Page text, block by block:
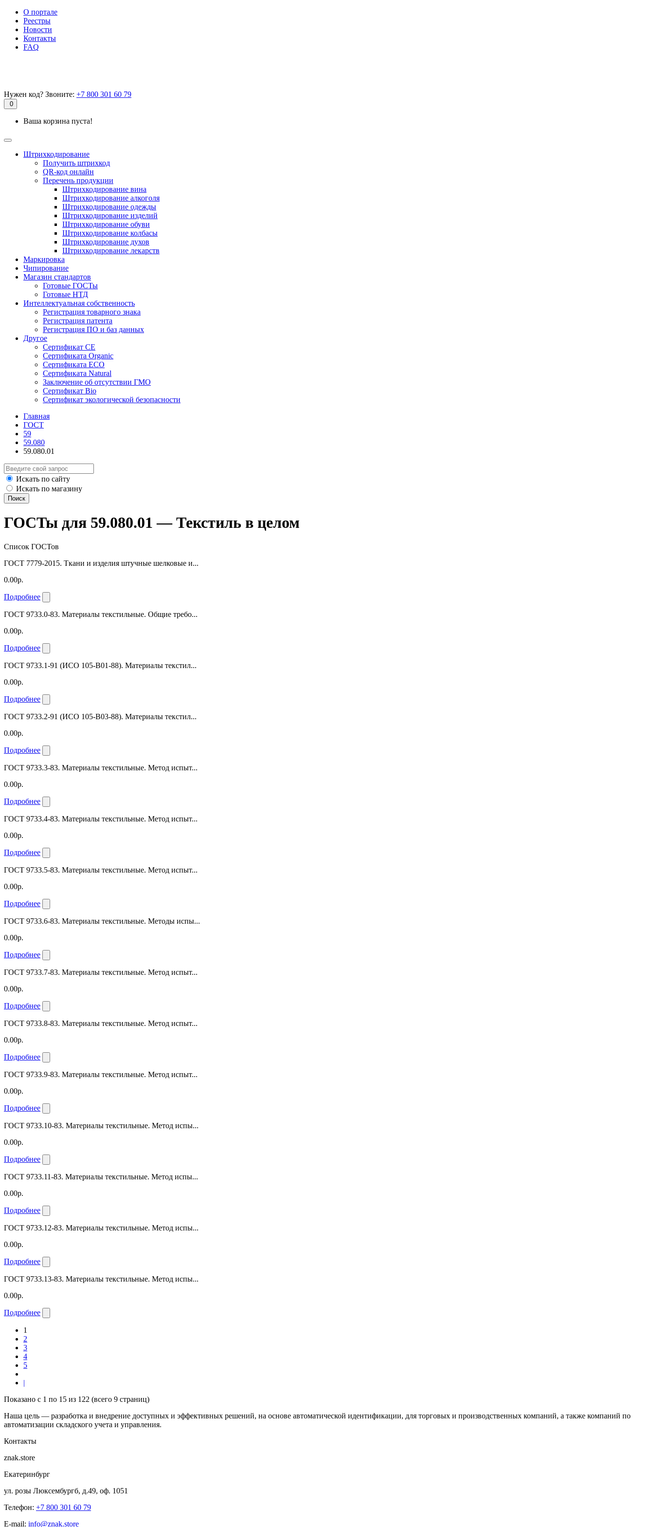
О портале
Реестры
Новости
Контакты
FAQ
Нужен код? Звоните: +7 800 301 60 79
0
Ваша корзина пуста!
Штрихкодирование
Получить штрихкод
QR-код онлайн
Перечень продукции
Штрихкодирование вина
Штрихкодирование алкоголя
Штрихкодирование одежды
Штрихкодирование изделий
Штрихкодирование обуви
Штрихкодирование колбасы
Штрихкодирование духов
Штрихкодирование лекарств
Маркировка
Чипирование
Магазин стандартов
Готовые ГОСТы
Готовые НТД
Интеллектуальная собственность
Регистрация товарного знака
Регистрация патента
Регистрация ПО и баз данных
Другое
Сертификат СЕ
Сертификата Organic
Сертификата ECO
Сертификата Natural
Заключение об отсутствии ГМО
Сертификат Bio
Сертификат экологической безопасности
Главная
ГОСТ
59
59.080
59.080.01
Искать по сайту
Искать по магазину
Поиск
ГОСТы для 59.080.01 — Текстиль в целом
Список ГОСТов
ГОСТ 7779-2015. Ткани и изделия штучные шелковые и...
0.00р.
Подробнее
ГОСТ 9733.0-83. Материалы текстильные. Общие требо...
0.00р.
Подробнее
ГОСТ 9733.1-91 (ИСО 105-B01-88). Материалы текстил...
0.00р.
Подробнее
ГОСТ 9733.2-91 (ИСО 105-B03-88). Материалы текстил...
0.00р.
Подробнее
ГОСТ 9733.3-83. Материалы текстильные. Метод испыт...
0.00р.
Подробнее
ГОСТ 9733.4-83. Материалы текстильные. Метод испыт...
0.00р.
Подробнее
ГОСТ 9733.5-83. Материалы текстильные. Метод испыт...
0.00р.
Подробнее
ГОСТ 9733.6-83. Материалы текстильные. Методы испы...
0.00р.
Подробнее
ГОСТ 9733.7-83. Материалы текстильные. Метод испыт...
0.00р.
Подробнее
ГОСТ 9733.8-83. Материалы текстильные. Метод испыт...
0.00р.
Подробнее
ГОСТ 9733.9-83. Материалы текстильные. Метод испыт...
0.00р.
Подробнее
ГОСТ 9733.10-83. Материалы текстильные. Метод испы...
0.00р.
Подробнее
ГОСТ 9733.11-83. Материалы текстильные. Метод испы...
0.00р.
Подробнее
ГОСТ 9733.12-83. Материалы текстильные. Метод испы...
0.00р.
Подробнее
ГОСТ 9733.13-83. Материалы текстильные. Метод испы...
0.00р.
Подробнее
1
2
3
4
5
|
Показано с 1 по 15 из 122 (всего 9 страниц)
Наша цель — разработка и внедрение доступных и эффективных решений, на основе автоматической идентификации, для торговых и производственных компаний, а также компаний по
автоматизации складского учета и управления.
Контакты
znak.store
Екатеринбург
ул. розы Люксембургб, д.49, оф. 1051
Телефон: +7 800 301 60 79
E-mail: info@znak.store